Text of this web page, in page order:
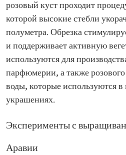
розовый куст проходит
которой высокие стебли
полуметра. Обрезка
и поддерживает активную
используются для
парфюмерии, а также
воды, которые используются в
украшениях.
Эксперименты с
Аравии